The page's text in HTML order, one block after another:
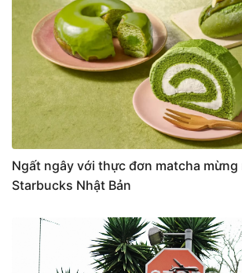
Ngất ngây với thực đơn matcha mừng
Starbucks Nhật Bản